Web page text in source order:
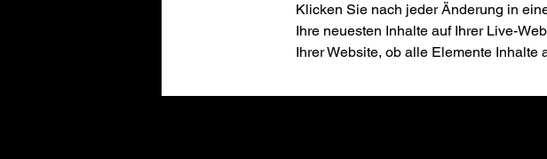
Klicken Sie nach jeder Änderung in
Ihre neuesten Inhalte auf Ihrer Live-
Ihrer Website, ob alle Elemente